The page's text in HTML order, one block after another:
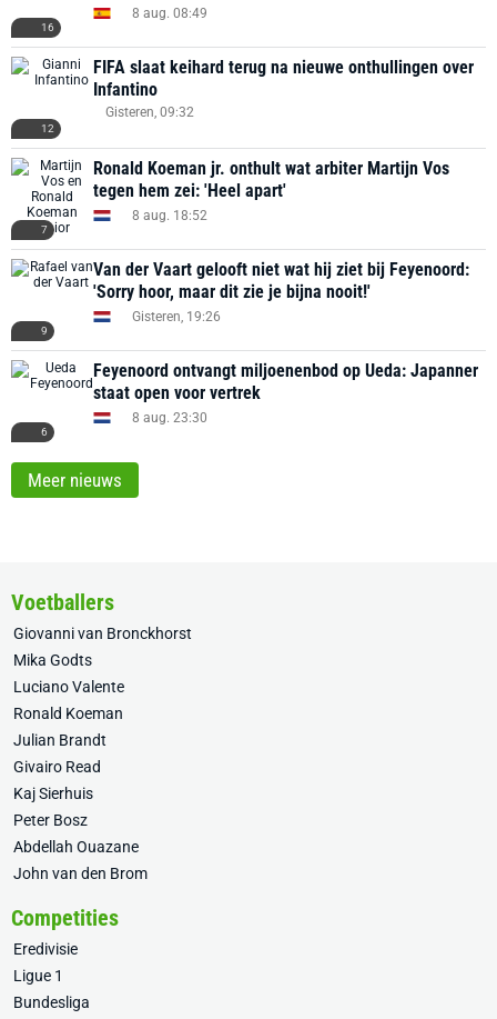
16
8 aug. 08:49
12
FIFA slaat keihard terug na nieuwe onthullingen over
Infantino
Gisteren, 09:32
7
Ronald Koeman jr. onthult wat arbiter Martijn Vos
tegen hem zei: 'Heel apart'
8 aug. 18:52
9
Van der Vaart gelooft niet wat hij ziet bij Feyenoord:
'Sorry hoor, maar dit zie je bijna nooit!'
Gisteren, 19:26
6
Feyenoord ontvangt miljoenenbod op Ueda: Japanner
staat open voor vertrek
8 aug. 23:30
Meer nieuws
Voetballers
Giovanni van Bronckhorst
Mika Godts
Luciano Valente
Ronald Koeman
Julian Brandt
Givairo Read
Kaj Sierhuis
Peter Bosz
Abdellah Ouazane
John van den Brom
Competities
Eredivisie
Ligue 1
Bundesliga